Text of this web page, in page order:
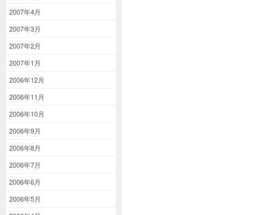
2007年4月
2007年3月
2007年2月
2007年1月
2006年12月
2006年11月
2006年10月
2006年9月
2006年8月
2006年7月
2006年6月
2006年5月